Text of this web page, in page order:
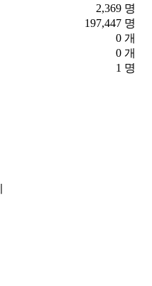
2,369 명
197,447 명
0 개
0 개
1 명